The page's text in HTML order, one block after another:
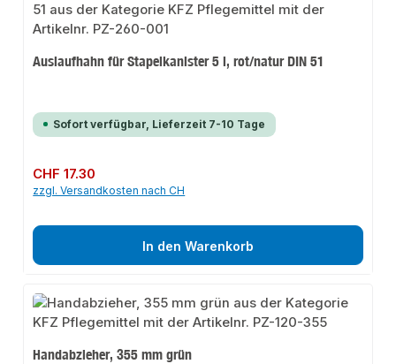
Auslaufhahn für Stapelkanister 5 l, rot/natur DIN 51
Sofort verfügbar, Lieferzeit 7-10 Tage
Regulärer Preis:
CHF 17.30
zzgl. Versandkosten nach CH
In den Warenkorb
Handabzieher, 355 mm grün